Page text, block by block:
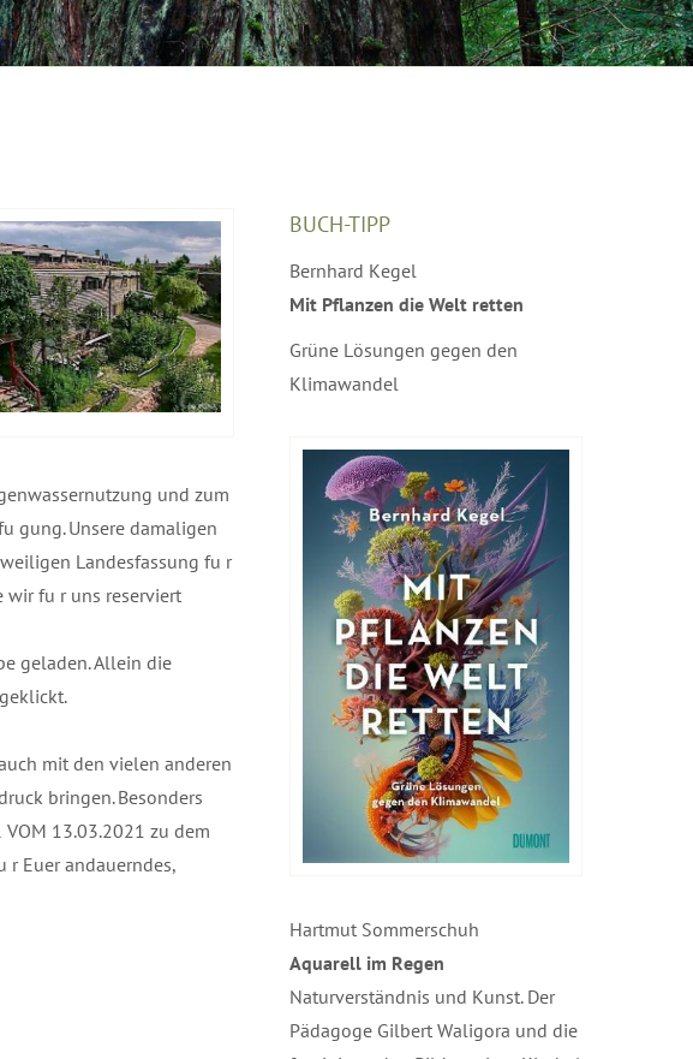
und zum
gung. Unsere damaligen
Landesfassung fu r
wir fu r uns reserviert
geladen. Allein die
mit den vielen anderen
bringen. Besonders
13.03.2021 zu dem
r Euer andauerndes,
BUCH-TIPP
Bernhard Kegel
Mit Pflanzen die Welt retten
Grüne Lösungen gegen den
Klimawandel
Hartmut Sommerschuh
Aquarell im Regen
Naturverständnis und Kunst. Der
Pädagoge Gilbert Waligora und die